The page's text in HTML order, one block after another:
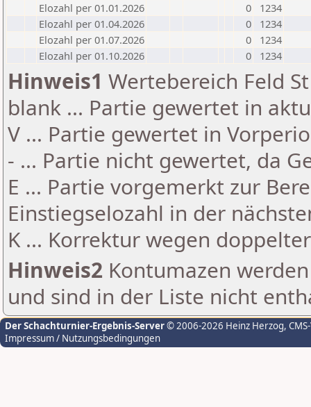
Elozahl per 01.01.2026
0
1234
Elozahl per 01.04.2026
0
1234
Elozahl per 01.07.2026
0
1234
Elozahl per 01.10.2026
0 1234
Hinweis1 Wertebereich Feld
blank ... Partie gewertet in
V ... Partie gewertet in
- ... Partie nicht gewertet, da
E ... Partie vorgemerkt zur
Einstiegselozahl in der
K ... Korrektur wegen
Hinweis2 Kontumazen
und sind in der Liste nicht
Der Schachturnier-Ergebnis-Server© 2006-2026 Heinz Herzog,
Impressum / Nutzungsbedingungen